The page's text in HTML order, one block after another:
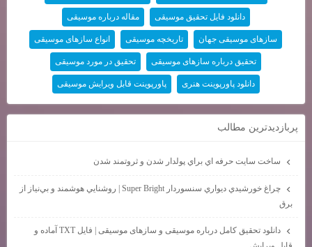
دانلود فایل تحقیق موسیقی مقاله درباره موسیقی
سازهای موسیقی جهان تاریخچه موسیقی انواع سازهای موسیقی
تحقیق درباره سازهای موسیقی تحقیق در مورد موسیقی
دانلود پاورپوینت هنری پاورپوینت قابل ویرایش موسیقی
پربازديدترين مطالب
ساخت سايت حرفه اي براي پولدار شدن و ثروتمند شدن
چراغ خورشيدي ديواري سنسوردار Super Bright | روشنايي هوشمند و بي‌نياز از
برق
دانلود تحقیق کامل درباره موسیقی و سازهای موسیقی | فایل TXT آماده و